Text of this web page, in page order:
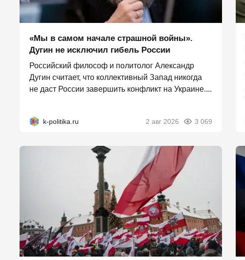
«Мы в самом начале страшной войны».
Дугин не исключил гибель России
Российский философ и политолог Александр
Дугин считает, что коллективный Запад никогда
не даст России завершить конфликт на Украине....
k-politika.ru 2 авг 2026 3 069